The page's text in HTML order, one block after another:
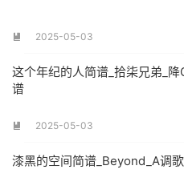
 2025-05-03
这个年纪的人简谱_拾柒兄弟_降
谱
 2025-05-03
漆黑的空间简谱_Beyond_A调